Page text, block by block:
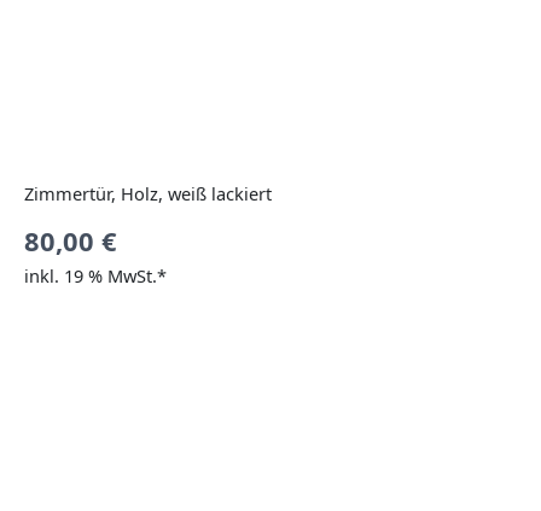
Zimmertür, Holz, weiß lackiert
80,00 €
inkl. 19 % MwSt.*